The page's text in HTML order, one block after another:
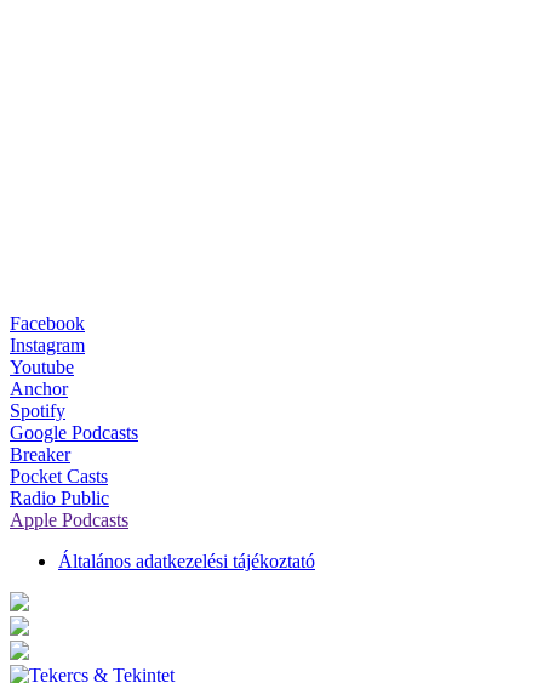
Facebook
Instagram
Youtube
Anchor
Spotify
Google Podcasts
Breaker
Pocket Casts
Radio Public
Apple Podcasts
Általános adatkezelési tájékoztató